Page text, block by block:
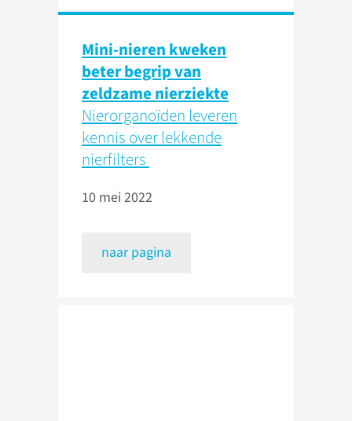
Mini-nieren kweken
beter begrip van
zeldzame nierziekte
Nierorganoïden leveren
kennis over lekkende
nierfilters
10 mei 2022
naar pagina